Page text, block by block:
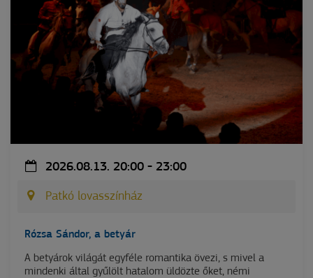
2026.08.13. 20:00 - 23:00
Patkó lovasszínház
Rózsa Sándor, a betyár
A betyárok világát egyféle romantika övezi, s mivel a
mindenki által gyűlölt hatalom üldözte őket, némi